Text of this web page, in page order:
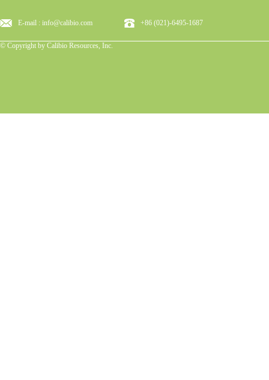
E-mail : info@calibio.com +86 (021)-6495-1687
© Copyright by Calibio Resources, Inc.